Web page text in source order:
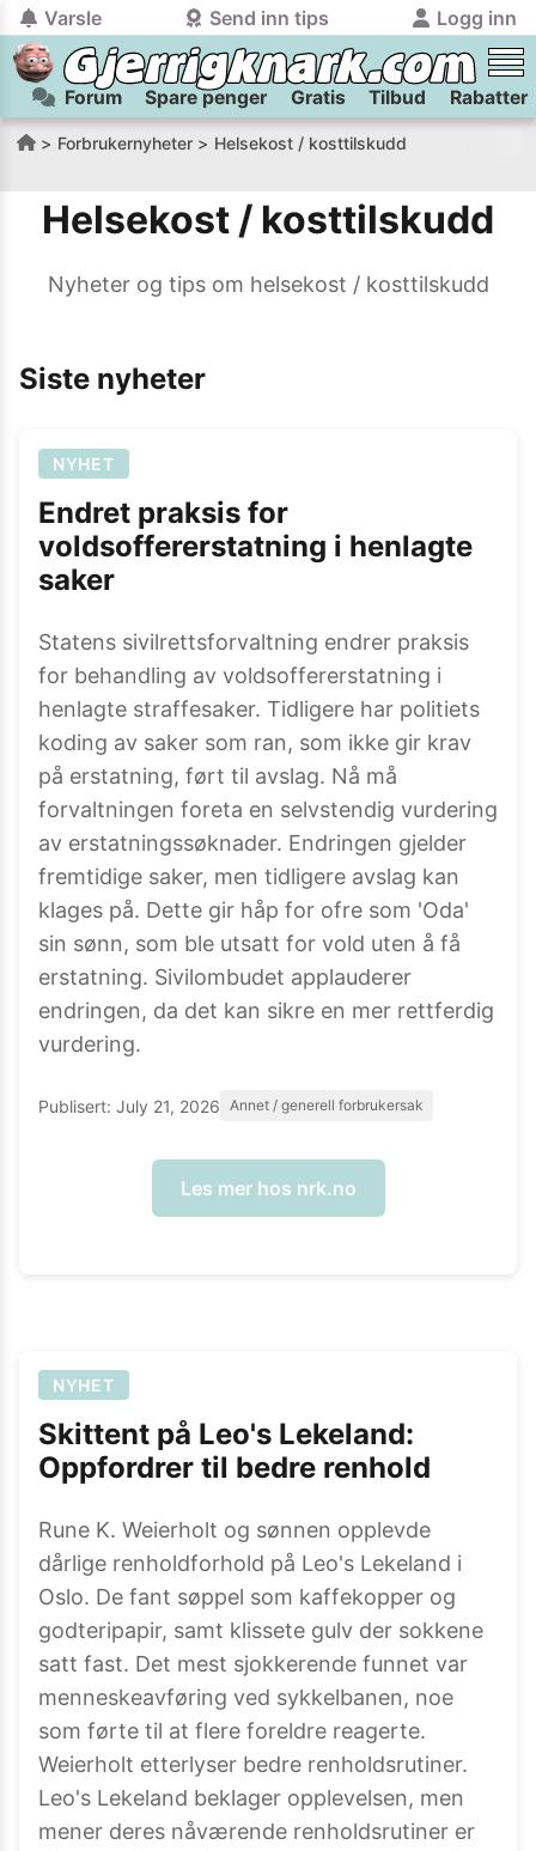
Varsle Send inn tips Logg inn
tilbake
Logg inn på Gjerrigknark.com:
gjerrigknark.com ved å benytte Vipps-innlogging.
tilbake
Send inn tips:
flaxlodd!
Send inn
Vil du være med i tipsekonkurransen kan du oppgi
Forum Spare penger Gratis Tilbud Rabatter
Forbrukernyheter Helsekost / kosttilskudd
Helsekost / kosttilskudd
Nyheter og tips om helsekost / kosttilskudd
Siste nyheter
NYHET
Endret praksis for
voldsoffererstatning i henlagte
saker
Statens sivilrettsforvaltning endrer praksis
for behandling av voldsoffererstatning i
henlagte straffesaker. Tidligere har politiets
koding av saker som ran, som ikke gir krav
på erstatning, ført til avslag. Nå må
forvaltningen foreta en selvstendig vurdering
av erstatningssøknader. Endringen gjelder
fremtidige saker, men tidligere avslag kan
klages på. Dette gir håp for ofre som 'Oda'
sin sønn, som ble utsatt for vold uten å få
erstatning. Sivilombudet applauderer
endringen, da det kan sikre en mer rettferdig
vurdering.
Publisert: July 21, 2026 Annet / generell forbrukersak
Les mer hos nrk.no
NYHET
Skittent på Leo's Lekeland:
Oppfordrer til bedre renhold
Rune K. Weierholt og sønnen opplevde
dårlige renholdforhold på Leo's Lekeland i
Oslo. De fant søppel som kaffekopper og
godteripapir, samt klissete gulv der sokkene
satt fast. Det mest sjokkerende funnet var
menneskeavføring ved sykkelbanen, noe
som førte til at flere foreldre reagerte.
Weierholt etterlyser bedre renholdsrutiner.
Leo's Lekeland beklager opplevelsen, men
mener deres nåværende renholdsrutiner er